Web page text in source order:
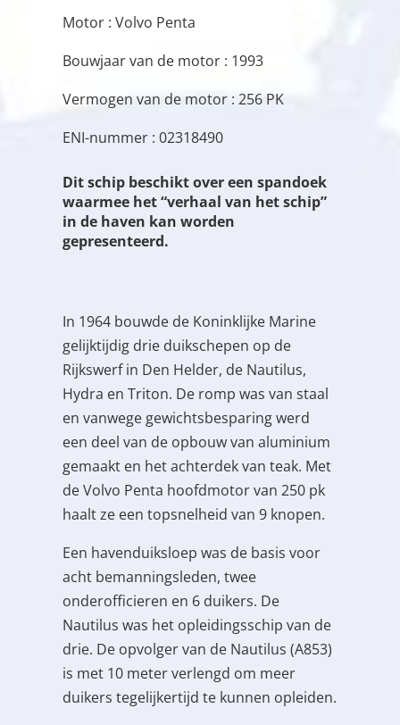
Motor : Volvo Penta
Bouwjaar van de motor : 1993
Vermogen van de motor : 256 PK
ENI-nummer : 02318490
Dit schip beschikt over een spandoek
waarmee het “verhaal van het schip”
in de haven kan worden
gepresenteerd.
In 1964 bouwde de Koninklijke Marine
gelijktijdig drie duikschepen op de
Rijkswerf in Den Helder, de Nautilus,
Hydra en Triton. De romp was van staal
en vanwege gewichtsbesparing werd
een deel van de opbouw van aluminium
gemaakt en het achterdek van teak. Met
de Volvo Penta hoofdmotor van 250 pk
haalt ze een topsnelheid van 9 knopen.
Een havenduiksloep was de basis voor
acht bemanningsleden, twee
onderofficieren en 6 duikers. De
Nautilus was het opleidingsschip van de
drie. De opvolger van de Nautilus (A853)
is met 10 meter verlengd om meer
duikers tegelijkertijd te kunnen opleiden.